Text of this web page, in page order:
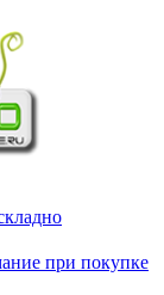
при покупке